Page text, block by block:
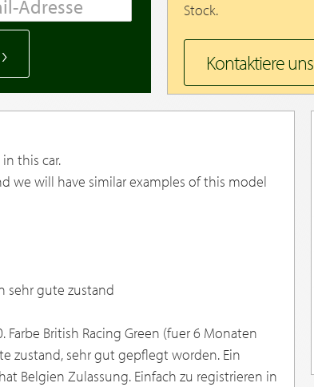
Stock.
Kontaktiere uns
this car.
we will have similar examples of this model
sehr gute zustand
Farbe British Racing Green (fuer 6 Monaten
zustand, sehr gut gepflegt worden. Ein
Belgien Zulassung. Einfach zu registrieren in